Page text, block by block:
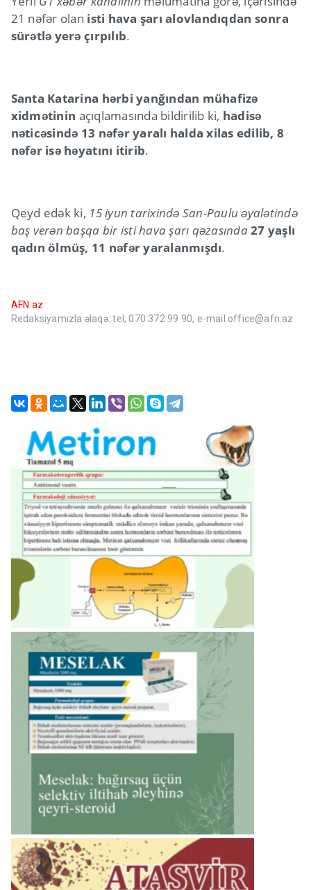
21 nəfər olan isti hava şarı alovlandıqdan sonra
sürətlə yerə çırpılıb.
Santa Katarina hərbi yanğından mühafizə
xidmətinin açıqlamasında bildirilib ki, hadisə
nəticəsində 13 nəfər yaralı halda xilas edilib, 8
nəfər isə həyatını itirib.
Qeyd edək ki, 15 iyun tarixində San-Paulu əyalətində
baş verən başqa bir isti hava şarı qəzasında27 yaşlı
qadın ölmüş, 11 nəfər yaralanmışdı.
AFN.az
Redaksiyamızla əlaqə: tel; 070 372 99 90, e-mail office@afn.az